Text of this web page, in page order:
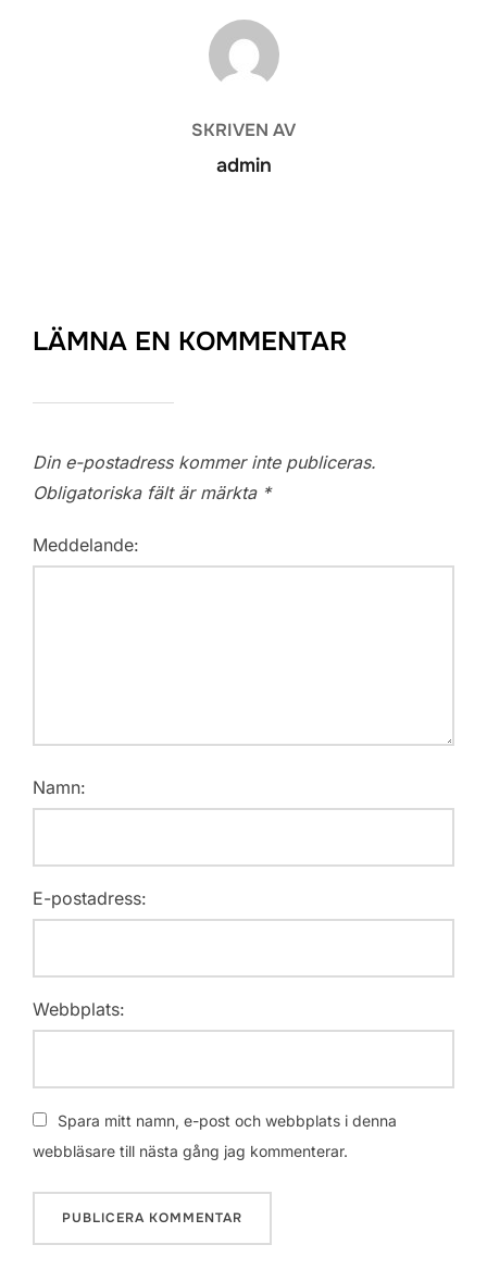
INLÄGGSFÖRFATTARE
SKRIVEN AV
admin
LÄMNA EN KOMMENTAR
Din e-postadress kommer inte publiceras.
Obligatoriska fält är märkta *
Meddelande:
Namn:
E-postadress:
Webbplats:
Spara mitt namn, e-post och webbplats i denna
webbläsare till nästa gång jag kommenterar.